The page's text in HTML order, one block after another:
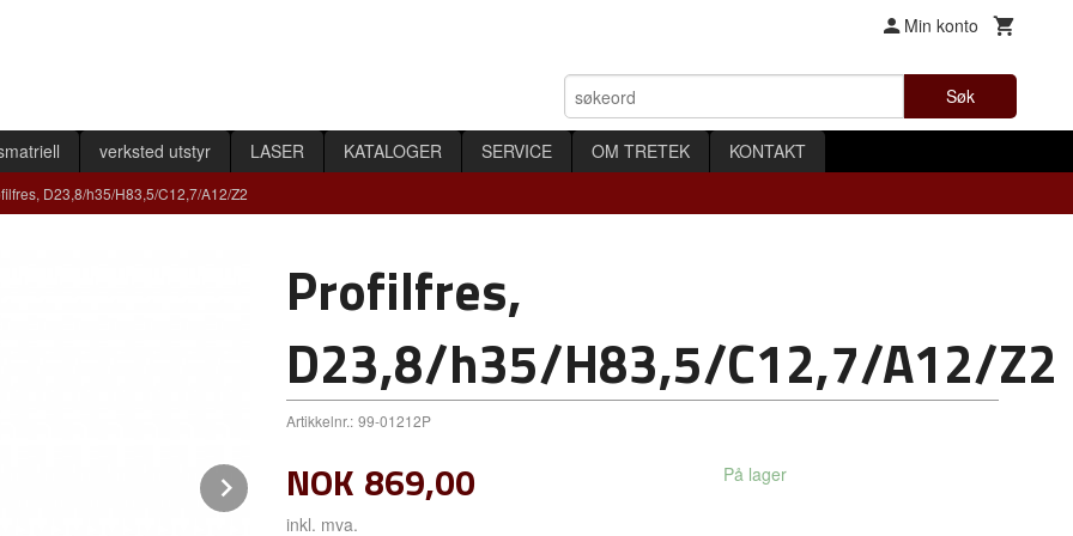
Min konto
Søk
verksted utstyr LASER KATALOGER SERVICE OM TRETEK KONTAKT
D23,8/h35/H83,5/C12,7/A12/Z2
Next
Profilfres,
D23,8/h35/H83,5/C12,7/A12/Z2
Artikkelnr.: 99-01212P
NOK 869,00
inkl. mva.
På lager